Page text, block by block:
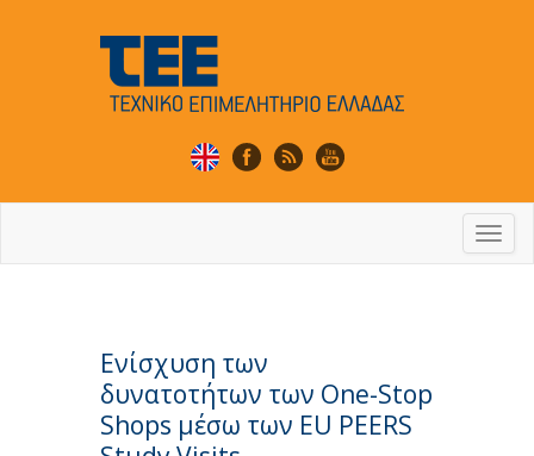
Ενίσχυση των
δυνατοτήτων των One-Stop
Shops μέσω των EU PEERS